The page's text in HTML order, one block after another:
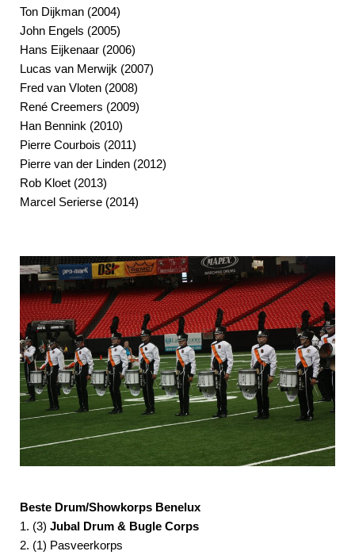
Ton Dijkman (2004)
John Engels (2005)
Hans Eijkenaar (2006)
Lucas van Merwijk (2007)
Fred van Vloten (2008)
René Creemers (2009)
Han Bennink (2010)
Pierre Courbois (2011)
Pierre van der Linden (2012)
Rob Kloet (2013)
Marcel Serierse (2014)
Beste Drum/Showkorps Benelux
1. (3) Jubal Drum & Bugle Corps
2. (1) Pasveerkorps